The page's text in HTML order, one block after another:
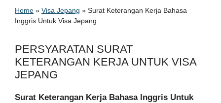
Home » Visa Jepang » Surat Keterangan Kerja Bahasa
Inggris Untuk Visa Jepang
PERSYARATAN SURAT
KETERANGAN KERJA UNTUK VISA
JEPANG
Surat Keterangan Kerja Bahasa Inggris Untuk